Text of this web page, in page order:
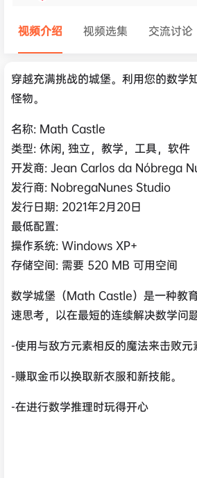
视频介绍 视频选集 交流讨论
穿越充满挑战的城堡。利用您的数学
怪物。
名称: Math Castle
类型: 休闲, 独立，教学，工具，软件
开发商: Jean Carlos da Nóbrega
发行商: NobregaNunes Studio
发行日期: 2021年2月20日
最低配置:
操作系统: Windows XP+
存储空间: 需要 520 MB 可用空间
数学城堡（Math Castle）是一种教
速思考，以在最短的连续解决数学问题
-使用与敌方元素相反的魔法来击败元
-赚取金币以换取新衣服和新技能。
-在进行数学推理时玩得开心